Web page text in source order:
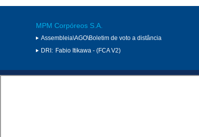
MPM Corpóreos S.A.
Assembleia\AGO\Boletim de voto a distância
DRI: Fabio Itikawa - (FCA V2)